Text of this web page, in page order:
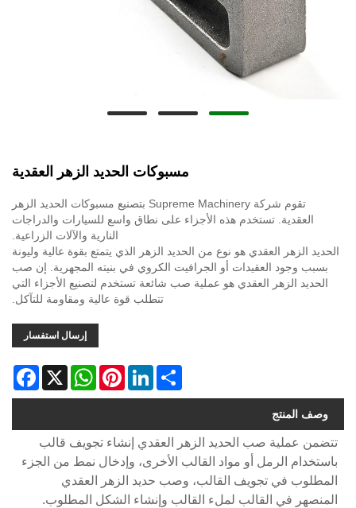
مسبوكات الحديد الزهر العقدية
تقوم شركة Supreme Machinery بتصنيع مسبوكات الحديد الزهر
العقدية. تستخدم هذه الأجزاء على نطاق واسع للسيارات والدراجات
النارية والآلات الزراعية.
الحديد الزهر العقدي هو نوع من الحديد الزهر الذي يتمتع بقوة عالية وليونة
بسبب وجود العقيدات أو الجرافيت الكروي في بنيته المجهرية. إن صب
الحديد الزهر العقدي هو عملية صب شائعة تستخدم لتصنيع الأجزاء التي
تتطلب قوة عالية ومقاومة للتآكل.
إرسال استفسار
X
WhatsAppPinterestLinkedInShare
وصف المنتج
تتضمن عملية صب الحديد الزهر العقدي إنشاء تجويف قالب
باستخدام الرمل أو مواد القالب الأخرى، وإدخال نمط من الجزء
المطلوب في تجويف القالب، وصب حديد الزهر العقدي
المنصهر في القالب لملء القالب وإنشاء الشكل المطلوب.